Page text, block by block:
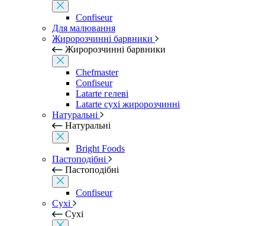
Confiseur
Для малювання
Жиророзчинні барвники
Жиророзчинні барвники
Chefmaster
Confiseur
Latarte гелеві
Latarte сухі жиророзчинні
Натуральні
Натуральні
Bright Foods
Пастоподібні
Пастоподібні
Confiseur
Сухі
Сухі